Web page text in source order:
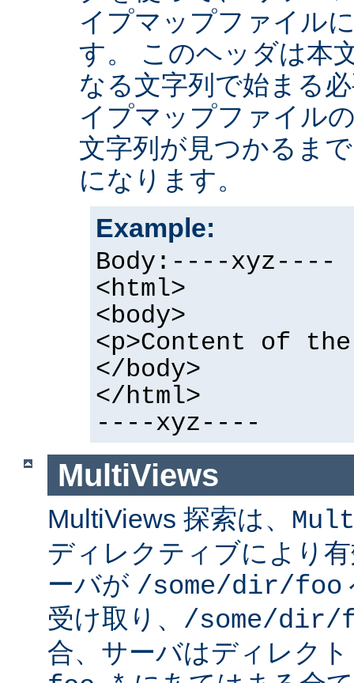
イプマップファイル
す。 このヘッダは本
なる文字列で始まる
イプマップファイル
文字列が見つかるま
になります。
Example:
Body:----xyz----
<html>
<body>
<p>Content of
</body>
</html>
----xyz----
MultiViews
MultiViews 探索は、
ディレクティブにより
ーバが /some/dir/foo
受け取り、 /some/dir/
合、サーバはディレク